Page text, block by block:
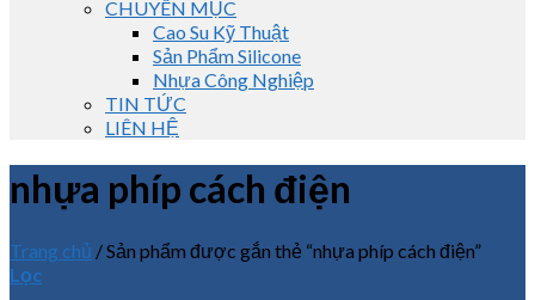
CHUYÊN MỤC
Cao Su Kỹ Thuật
Sản Phẩm Silicone
Nhựa Công Nghiệp
TIN TỨC
LIÊN HỆ
nhựa phíp cách điện
Trang chủ /Sản phẩm được gắn thẻ “nhựa phíp cách điện”
Lọc